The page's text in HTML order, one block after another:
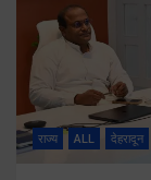
राज्य ALL देहरादून